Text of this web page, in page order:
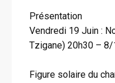
Présentation
Vendredi 19 Juin :
Tzigane) 20h30 – 8/
Figure solaire du